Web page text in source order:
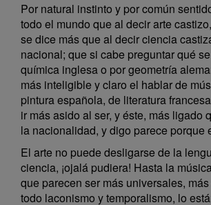
Por natural instinto y por común
todo el mundo que al decir arte
se dice más que al decir ciencia
nacional; que si cabe preguntar qué
química inglesa o por geometría
más inteligible y claro el hablar de
pintura española, de literatura
ir más asido al ser, y éste, más ligado
la nacionalidad, y digo parece porque
El arte no puede desligarse de la
ciencia, ¡ojalá pudiera! Hasta la
que parecen ser más universales,
todo laconismo y temporalismo, lo